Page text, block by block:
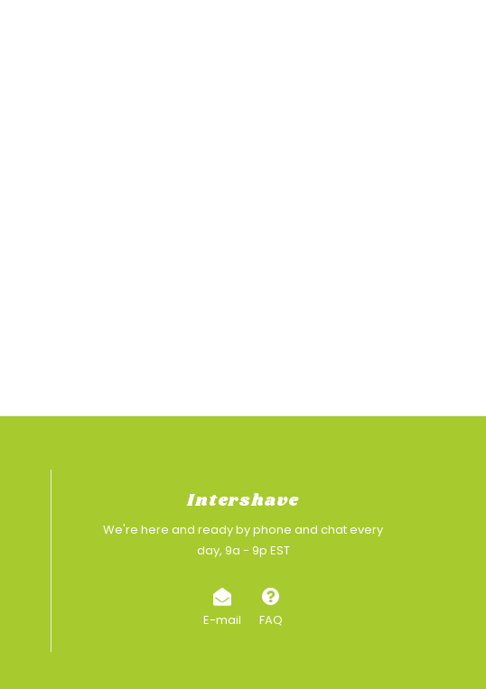
Intershave
We're here and ready by phone and chat every
day, 9a - 9p EST
E-mail FAQ